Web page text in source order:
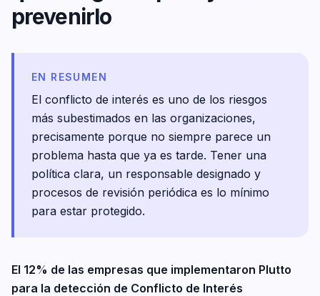
prevenirlo
EN RESUMEN
El conflicto de interés es uno de los riesgos
más subestimados en las organizaciones,
precisamente porque no siempre parece un
problema hasta que ya es tarde. Tener una
política clara, un responsable designado y
procesos de revisión periódica es lo mínimo
para estar protegido.
El 12% de las empresas que implementaron Plutto
para la detección de Conflicto de Interés